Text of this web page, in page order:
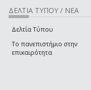
ΔΕΛΤΙΑ ΤΥΠΟΥ / ΝΕΑ
Δελτία Τύπου
Το πανεπιστήμιο στην
επικαιρότητα